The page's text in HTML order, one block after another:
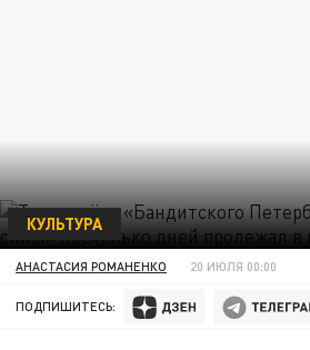
КУЛЬТУРА
АНАСТАСИЯ РОМАНЕНКО 20 ИЮЛЯ 00:00
ПОДПИШИТЕСЬ: